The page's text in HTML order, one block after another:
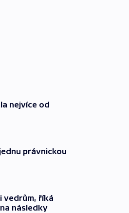
nejvíce od
právnickou
vedrům, říká
následky